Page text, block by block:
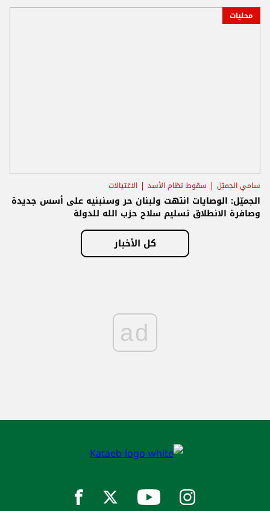
محليات
سامي الجميّل سقوط نظام الأسد الاغتيالات
الجميّل: الوصايات انتهت ولبنان حر وسنبنيه على أسس جديدة
وصافرة الانطلاق تسليم سلاح حزب الله للدولة
كل الأخبار
ad